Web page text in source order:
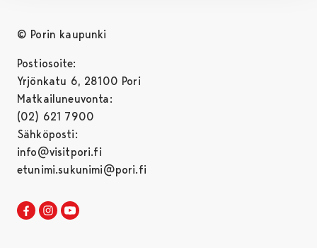
© Porin kaupunki
Postiosoite:
Yrjönkatu 6, 28100 Pori
Matkailuneuvonta:
(02) 621 7900
Sähköposti:
info@visitpori.fi
etunimi.sukunimi@pori.fi
Visit Pori Facebookissa
Avautuu uudessa välilehdessä
Visit Pori Instagrammissa
Avautuu uudessa välilehdessä